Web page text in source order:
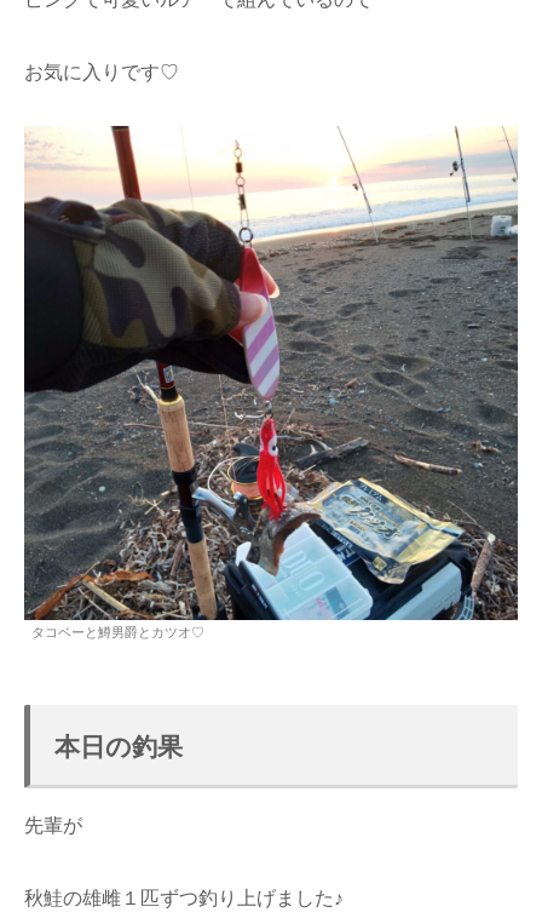
お気に入りです♡
タコベーと鱒男爵とカツオ♡
本日の釣果
先輩が
秋鮭の雄雌１匹ずつ釣り上げました♪